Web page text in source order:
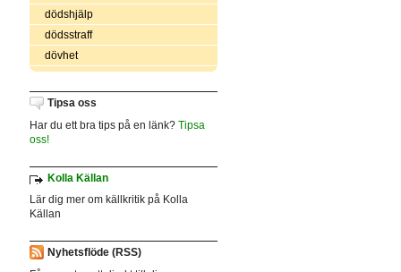
dödshjälp
dödsstraff
dövhet
Tipsa oss
Har du ett bra tips på en länk? Tipsa
oss!
Kolla Källan
Lär dig mer om källkritik på Kolla
Källan
Nyhetsflöde (RSS)